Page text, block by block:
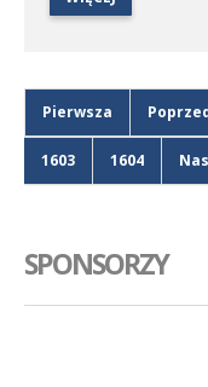
Pierwsza
1603 1604
SPONSORZY